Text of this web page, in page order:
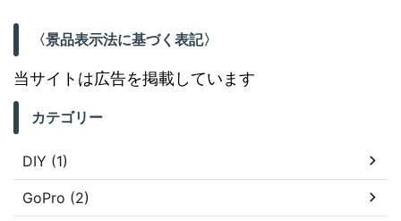
〈景品表示法に基づく表記〉
当サイトは広告を掲載しています
カテゴリー
DIY (1)
GoPro (2)